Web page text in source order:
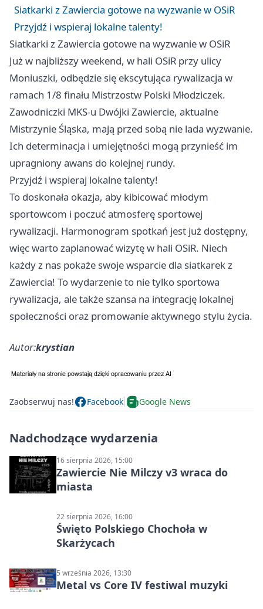
Siatkarki z Zawiercia gotowe na wyzwanie w OSiR
Przyjdź i wspieraj lokalne talenty!
Siatkarki z Zawiercia gotowe na wyzwanie w OSiR
Już w najbliższy weekend, w hali OSiR przy ulicy
Moniuszki, odbędzie się ekscytująca rywalizacja w
ramach 1/8 finału Mistrzostw Polski Młodziczek.
Zawodniczki MKS-u Dwójki Zawiercie, aktualne
Mistrzynie Śląska, mają przed sobą nie lada wyzwanie.
Ich determinacja i umiejętności mogą przynieść im
upragniony awans do kolejnej rundy.
Przyjdź i wspieraj lokalne talenty!
To doskonała okazja, aby kibicować młodym
sportowcom i poczuć atmosferę sportowej
rywalizacji. Harmonogram spotkań jest już dostępny,
więc warto zaplanować wizytę w hali OSiR. Niech
każdy z nas pokaże swoje wsparcie dla siatkarek z
Zawiercia! To wydarzenie to nie tylko sportowa
rywalizacja, ale także szansa na integrację lokalnej
społeczności oraz promowanie aktywnego stylu życia.
Autor:krystian
Zaobserwuj nas! Facebook Google News
Nadchodzące wydarzenia
16 sierpnia 2026, 15:00
Zawiercie Nie Milczy v3 wraca do
miasta
22 sierpnia 2026, 16:00
Święto Polskiego Chochoła w
Skarżycach
5 września 2026, 13:30
Metal vs Core IV festiwal muzyki